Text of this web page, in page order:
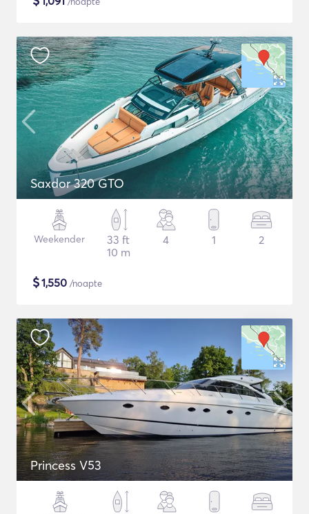
Saxdor 320 GTO
Weekender
33 ft
10 m
4 1 2
$1,550 /noapte
Princess V53